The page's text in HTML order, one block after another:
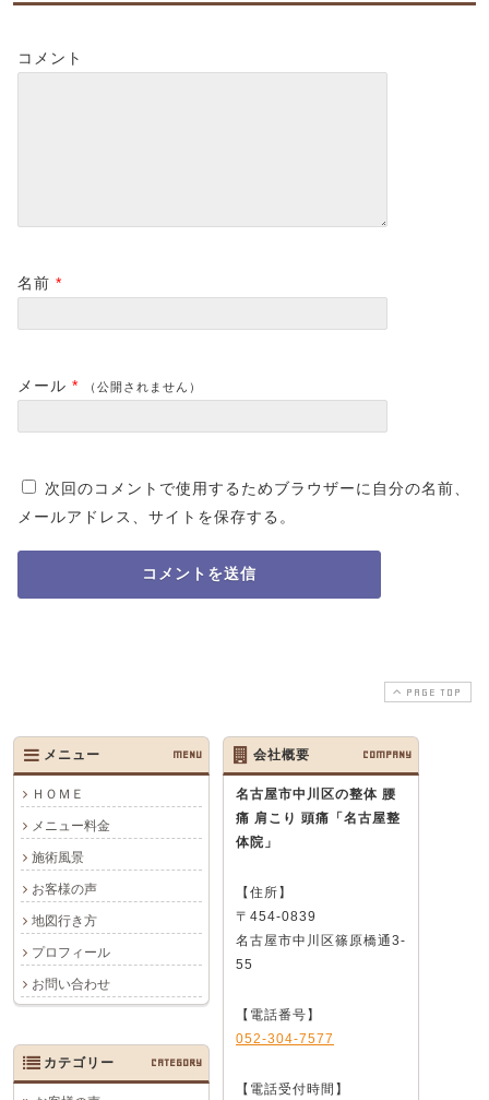
コメント
名前 *
メール * （公開されません）
次回のコメントで使用するためブラウザーに自分の名前、
メールアドレス、サイトを保存する。
PAGE TOP
メニュー MENU
ＨＯＭＥ
メニュー料金
施術風景
お客様の声
地図行き方
プロフィール
お問い合わせ
会社概要 COMPANY
名古屋市中川区の整体 腰
痛 肩こり 頭痛 「名古屋整
体院」
【住所】
〒454-0839
名古屋市中川区篠原橋通3-
55
【電話番号】
052-304-7577
【電話受付時間】
カテゴリー CATEGORY